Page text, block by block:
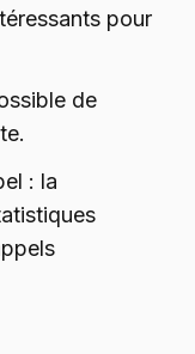
pour
de
: la